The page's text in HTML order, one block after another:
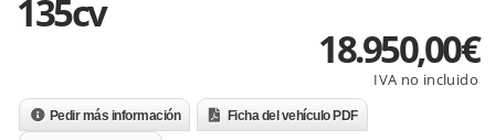
135cv
18.950,00€
Pedir más información Ficha del vehículo PDF